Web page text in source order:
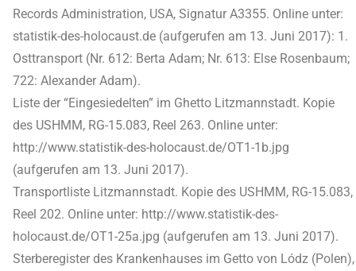
Records Administration, USA, Signatur A3355. Online unter:
statistik-des-holocaust.de (aufgerufen am 13. Juni 2017): 1.
Osttransport (Nr. 612: Berta Adam; Nr. 613: Else Rosenbaum;
722: Alexander Adam).
Liste der “Eingesiedelten” im Ghetto Litzmannstadt. Kopie
des USHMM, RG-15.083, Reel 263. Online unter:
http://www.statistik-des-holocaust.de/OT1-1b.jpg
(aufgerufen am 13. Juni 2017).
Transportliste Litzmannstadt. Kopie des USHMM, RG-15.083,
Reel 202. Online unter: http://www.statistik-des-
holocaust.de/OT1-25a.jpg (aufgerufen am 13. Juni 2017).
Sterberegister des Krankenhauses im Getto von Lódz (Polen),